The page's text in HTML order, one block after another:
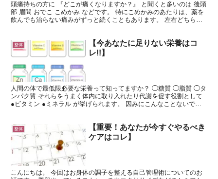
頭痛持ちの方に 『どこが痛くなりますか？』 と聞くと多いのは 後頭
部 眉間 おでこ こめかみ などです。 特にこめかみのあたりは、薬を
飲んでも治らない痛みがずっと続くこともあります。 左右どちらか
整体
【今あなたに足りない栄養はコ
レ!!】
人間の体で最低限必要な栄養って知ってますか？ ◯糖質 ◯脂質 ◯タ
ンパク質 それらをうまく体内に取り入れたり代謝を促す役割として
●ビタミン ●ミネラル が挙げられます。 因みにこんなことないです
整体
【重要！あなたが今すぐやるべき
ケアはコレ】
こんにちは。 今回はお身体の調子を整える自己管理術についてのお